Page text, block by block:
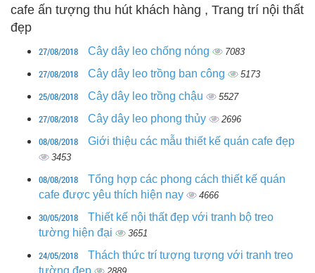
cafe ấn tượng thu hút khách hàng , Trang trí nội thất
đẹp
27/08/2018 Cây dây leo chống nóng 7083
27/08/2018 Cây dây leo trồng ban công 5173
25/08/2018 Cây dây leo trồng chậu 5527
27/08/2018 Cây dây leo phong thủy 2696
08/08/2018 Giới thiệu các mẫu thiết kế quán cafe đẹp
3453
08/08/2018
Tổng hợp các phong cách thiết kế quán
cafe được yêu thích hiện nay
4666
30/05/2018
Thiết kế nội thất đẹp với tranh bộ treo
tường hiện đại
3651
24/05/2018
Thách thức trí tượng tượng với tranh treo
tường đẹp
2889